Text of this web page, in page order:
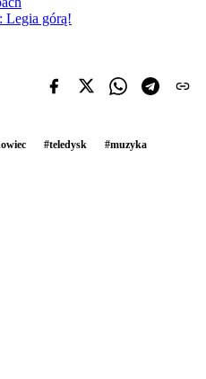
Legia górą!
#teledysk #muzyka